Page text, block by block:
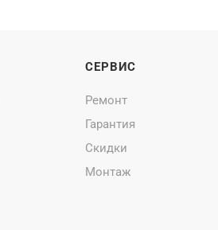
СЕРВИС
Ремонт
Гарантия
Скидки
Монтаж